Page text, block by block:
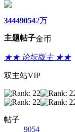
3444
主题
9054
帖子
2万
金币
★★ 论坛版主 ★★
双主站VIP
帖子
9054